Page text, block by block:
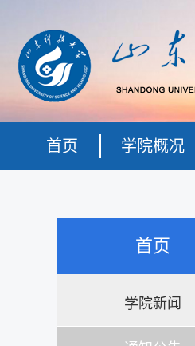
首页 学院概况
首页
学院新闻